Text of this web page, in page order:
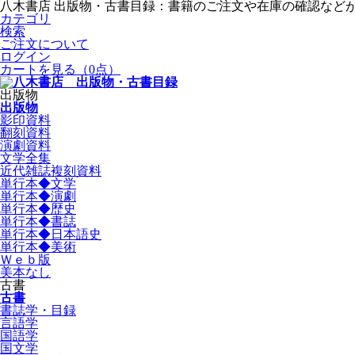
八木書店 出版物・古書目録：書籍のご注文や在庫の確認など
カテゴリ
検索
ご注文について
ログイン
カートを見る
（0点）
出版物
出版物
影印資料
翻刻資料
演劇資料
文学全集
近代雑誌複刻資料
単行本◆文学
単行本◆演劇
単行本◆歴史
単行本◆書誌
単行本◆日本語史
単行本◆美術
Ｗｅｂ版
美本なし
古書
古書
書誌学・目録
言語学
国語学
国文学